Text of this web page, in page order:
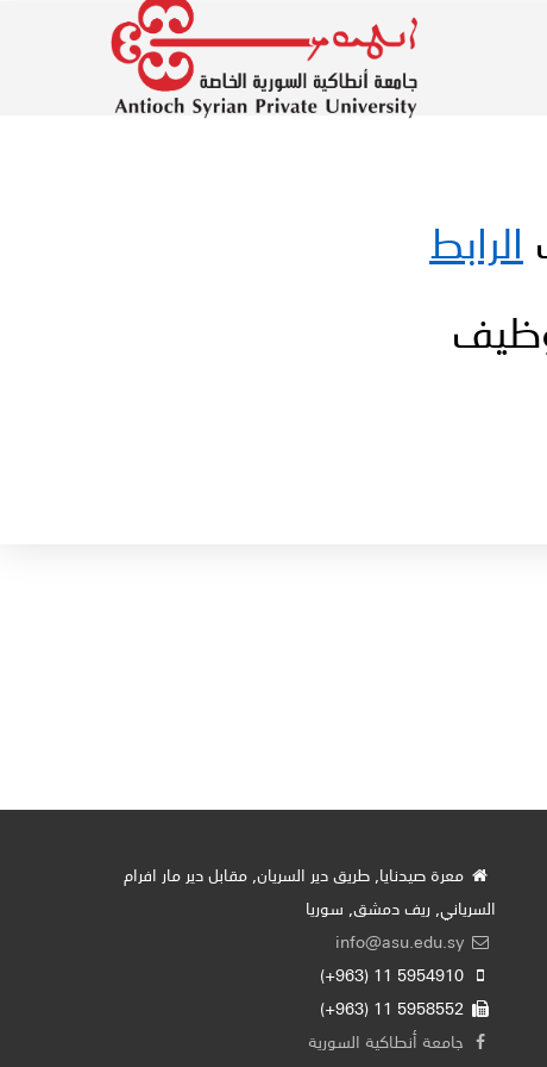
الرابط
معرة صيدنايا, طريق دير السريان, مقابل دير مار افرام
السرياني, ريف دمشق, سوريا
info@asu.edu.sy
5954910 11 (963+)
5958552 11 (963+)
جامعة أنطاكية السورية